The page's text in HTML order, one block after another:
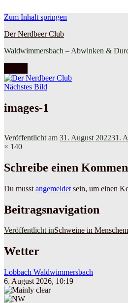
Zum Inhalt springen
Der Nerdbeer Club
Waldwimmersbach – Abwinken &
Nächstes Bild
images-1
Veröffentlicht am 31. August 202231.
× 140
Schreibe einen
Du musst angemeldet sein, um einen
Beitragsnavigation
Veröffentlicht inSchweine in
Wetter
Lobbach Waldwimmersbach
6. August 2026, 10:19